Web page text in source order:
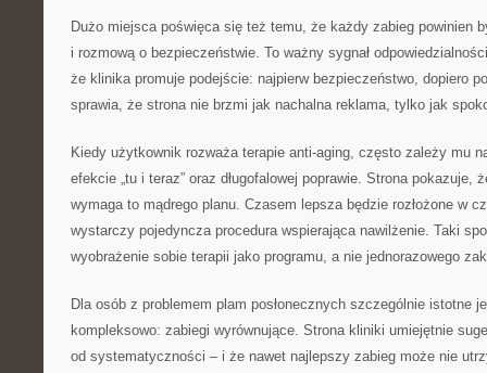
Dużo miejsca poświęca się też temu, że każdy zabieg powinien
i rozmową o bezpieczeństwie. To ważny sygnał
że klinika promuje podejście: najpierw bezpieczeństwo, dopiero
sprawia, że strona nie brzmi jak nachalna reklama, tylko jak
Kiedy użytkownik rozważa terapie anti-aging, często zależy mu
efekcie „tu i teraz” oraz długofalowej poprawie. Strona pokazuje,
wymaga to mądrego planu. Czasem lepsza będzie rozłożone w
wystarczy pojedyncza procedura wspierająca nawilżenie. Taki
wyobrażenie sobie terapii jako programu, a nie jednorazowego
Dla osób z problemem plam posłonecznych szczególnie istotne
kompleksowo: zabiegi wyrównujące. Strona kliniki umiejętnie
od systematyczności – i że nawet najlepszy zabieg może nie